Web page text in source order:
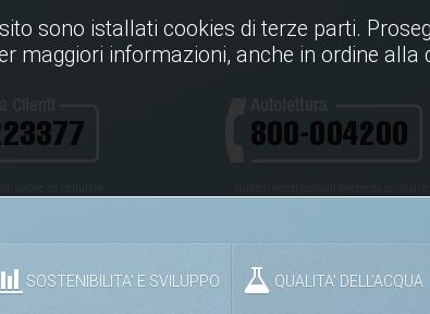
SOSTENIBILITA' E SVILUPPO QUALITA’ DELL’ACQUA
sono istallati cookies di terze parti.
maggiori informazioni, anche in ordine alla